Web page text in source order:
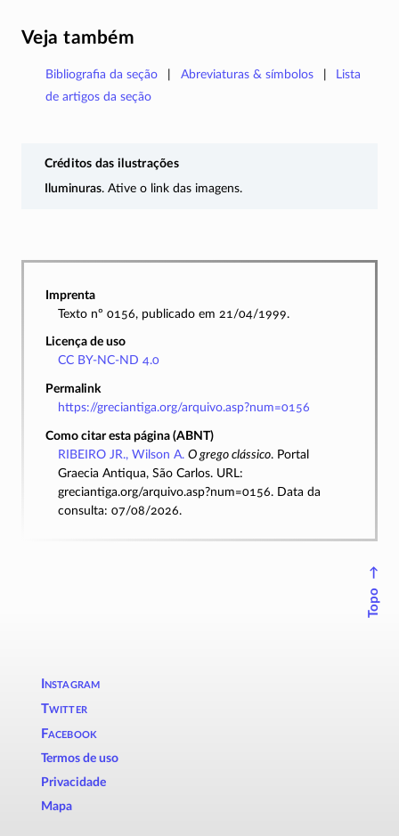
Veja também
Bibliografia da seção Abreviaturas & símbolos
Lista
de artigos da seção
Créditos das ilustrações
Iluminuras. Ative o link das imagens.
Imprenta
Texto nº 0156, publicado em 21/04/1999.
Licença de uso
CC BY-NC-ND 4.0
Permalink
https://greciantiga.org/arquivo.asp?num=0156
Como citar esta página (ABNT)
RIBEIRO JR., Wilson A. O grego clássico. Portal
Graecia Antiqua, São Carlos. URL:
greciantiga.org/arquivo.asp?num=0156. Data da
consulta: 07/08/2026.
↑
Topo
Instagram
Twitter
Facebook
Termos de uso
Privacidade
Mapa